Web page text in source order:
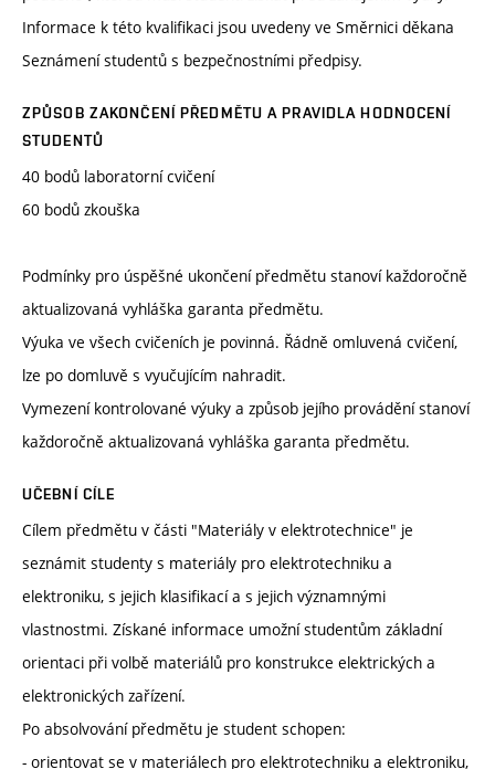
Informace k této kvalifikaci jsou uvedeny ve Směrnici děkana
Seznámení studentů s bezpečnostními předpisy.
ZPŮSOB ZAKONČENÍ PŘEDMĚTU A PRAVIDLA HODNOCENÍ
STUDENTŮ
40 bodů laboratorní cvičení
60 bodů zkouška
Podmínky pro úspěšné ukončení předmětu stanoví každoročně
aktualizovaná vyhláška garanta předmětu.
Výuka ve všech cvičeních je povinná. Řádně omluvená cvičení,
lze po domluvě s vyučujícím nahradit.
Vymezení kontrolované výuky a způsob jejího provádění stanoví
každoročně aktualizovaná vyhláška garanta předmětu.
UČEBNÍ CÍLE
Cílem předmětu v části "Materiály v elektrotechnice" je
seznámit studenty s materiály pro elektrotechniku a
elektroniku, s jejich klasifikací a s jejich významnými
vlastnostmi. Získané informace umožní studentům základní
orientaci při volbě materiálů pro konstrukce elektrických a
elektronických zařízení.
Po absolvování předmětu je student schopen:
- orientovat se v materiálech pro elektrotechniku a elektroniku,